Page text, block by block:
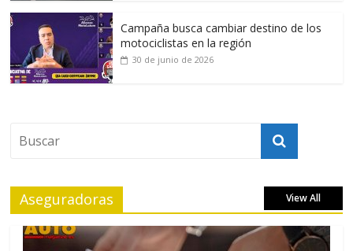
Campaña busca cambiar destino de los
motociclistas en la región
30 de junio de 2026
Aseguradoras View All